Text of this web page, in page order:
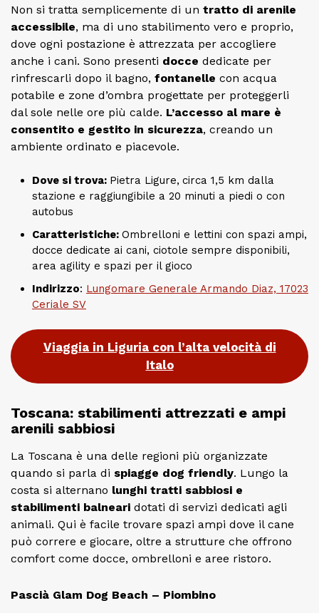
Non si tratta semplicemente di un tratto di arenile
accessibile, ma di uno stabilimento vero e proprio,
dove ogni postazione è attrezzata per accogliere
anche i cani. Sono presenti docce dedicate per
rinfrescarli dopo il bagno, fontanelle con acqua
potabile e zone d’ombra progettate per proteggerli
dal sole nelle ore più calde. L’accesso al mare è
consentito e gestito in sicurezza, creando un
ambiente ordinato e piacevole.
Dove si trova: Pietra Ligure, circa 1,5 km dalla
stazione e raggiungibile a 20 minuti a piedi o con
autobus
Caratteristiche: Ombrelloni e lettini con spazi ampi,
docce dedicate ai cani, ciotole sempre disponibili,
area agility e spazi per il gioco
Indirizzo: Lungomare Generale Armando Diaz, 17023
Ceriale SV
Viaggia in Liguria con l’alta velocità di
Italo
Toscana: stabilimenti attrezzati e ampi
arenili sabbiosi
La Toscana è una delle regioni più organizzate
quando si parla di spiagge dog friendly. Lungo la
costa si alternano lunghi tratti sabbiosi e
stabilimenti balneari dotati di servizi dedicati agli
animali. Qui è facile trovare spazi ampi dove il cane
può correre e giocare, oltre a strutture che offrono
comfort come docce, ombrelloni e aree ristoro.
Pascià Glam Dog Beach – Piombino